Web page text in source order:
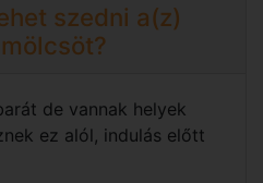
szedni a(z)
de vannak helyek
ez alól, indulás előtt